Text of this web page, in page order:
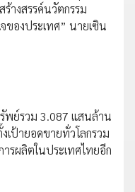
างสรรค์นวัตกรรม
องประเทศ” นายเซิน
พย์รวม 3.087 แสนล้าน
ป้ายอดขายทั่วโลกรวม
รผลิตในประเทศไทยอีก